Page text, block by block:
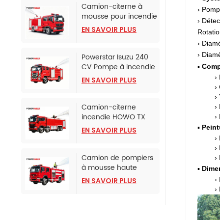
Camion-citerne à
mousse pour incendie
monté sur camion
SINOTRUK HOWO TX
EN SAVOIR PLUS
Powerstar Isuzu 240
CV Pompe à incendie
d'urgence
EN SAVOIR PLUS
Camion-citerne
incendie HOWO TX
avec pompe incendie
CB10/120
EN SAVOIR PLUS
Camion de pompiers
à mousse haute
pression HOWO
EN SAVOIR PLUS
›
›
›
›
▪
›
›
›
›
›
▪
›
›
›
▪
›
›